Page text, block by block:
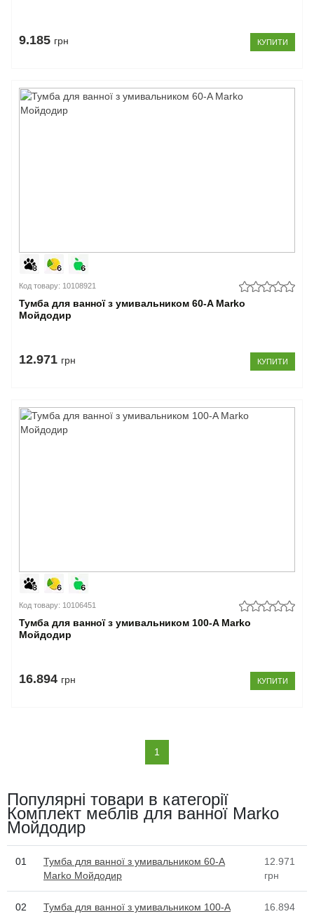
9.185 грн КУПИТИ
Код товару: 10108921
Тумба для ванної з умивальником 60-A Marko
Мойдодир
12.971 грн КУПИТИ
Код товару: 10106451
Тумба для ванної з умивальником 100-A Marko
Мойдодир
16.894 грн КУПИТИ
1
Популярні товари в категорії
Комплект меблів для ванної Marko
Мойдодир
01
Тумба для ванної з умивальником 60-A
Marko Мойдодир
12.971
грн
02
Тумба для ванної з умивальником 100-A
16.894